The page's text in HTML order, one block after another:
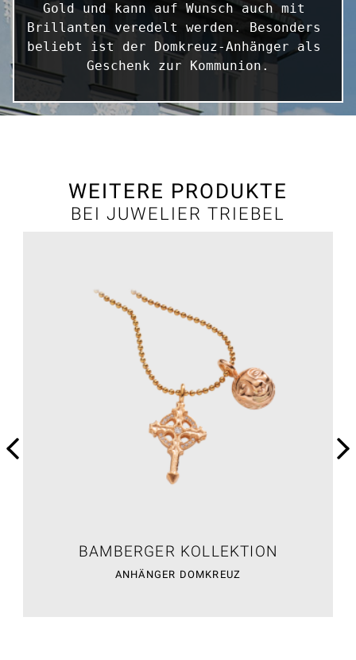
Gold und kann auf Wunsch auch mit
Brillanten veredelt werden. Besonders
beliebt ist der Domkreuz-Anhänger als
Geschenk zur Kommunion.
WEITERE PRODUKTE
BEI JUWELIER TRIEBEL
BAMBERGER KOLLEKTION
ANHÄNGER DOMKREUZ